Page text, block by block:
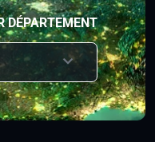
DÉPARTEMENT